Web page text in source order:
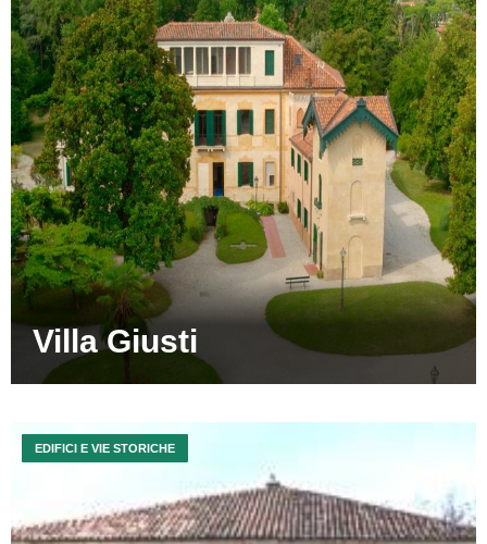
Villa Giusti
EDIFICI E VIE STORICHE